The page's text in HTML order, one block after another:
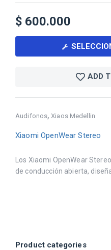
Product categories
Audifonos,Xiaos Medellin
Xiaomi OpenWear Stereo
Los Xiaomi OpenWear
de conducción abierta,
$ 600.000
ADD